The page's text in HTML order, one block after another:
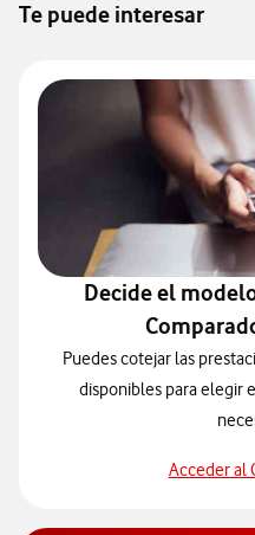
Te puede interesar
Decide el
Puedes cotejar las
disponibles para elegir
Acceder al